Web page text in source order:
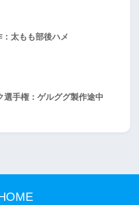
太もも部後ハメ
選手権：ゲルググ製作途中